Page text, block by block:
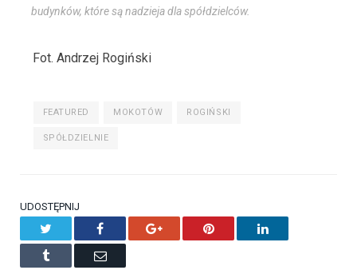
budynków, które są nadzieja dla spółdzielców.
Fot. Andrzej Rogiński
FEATURED MOKOTÓW ROGIŃSKI
SPÓŁDZIELNIE
UDOSTĘPNIJ
Facebook Google+ Pinterest LinkedIn
Tumblr Email